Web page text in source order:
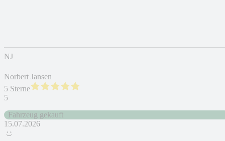
NJ
Norbert Jansen
5 Sterne
5
Fahrzeug gekauft
15.07.2026